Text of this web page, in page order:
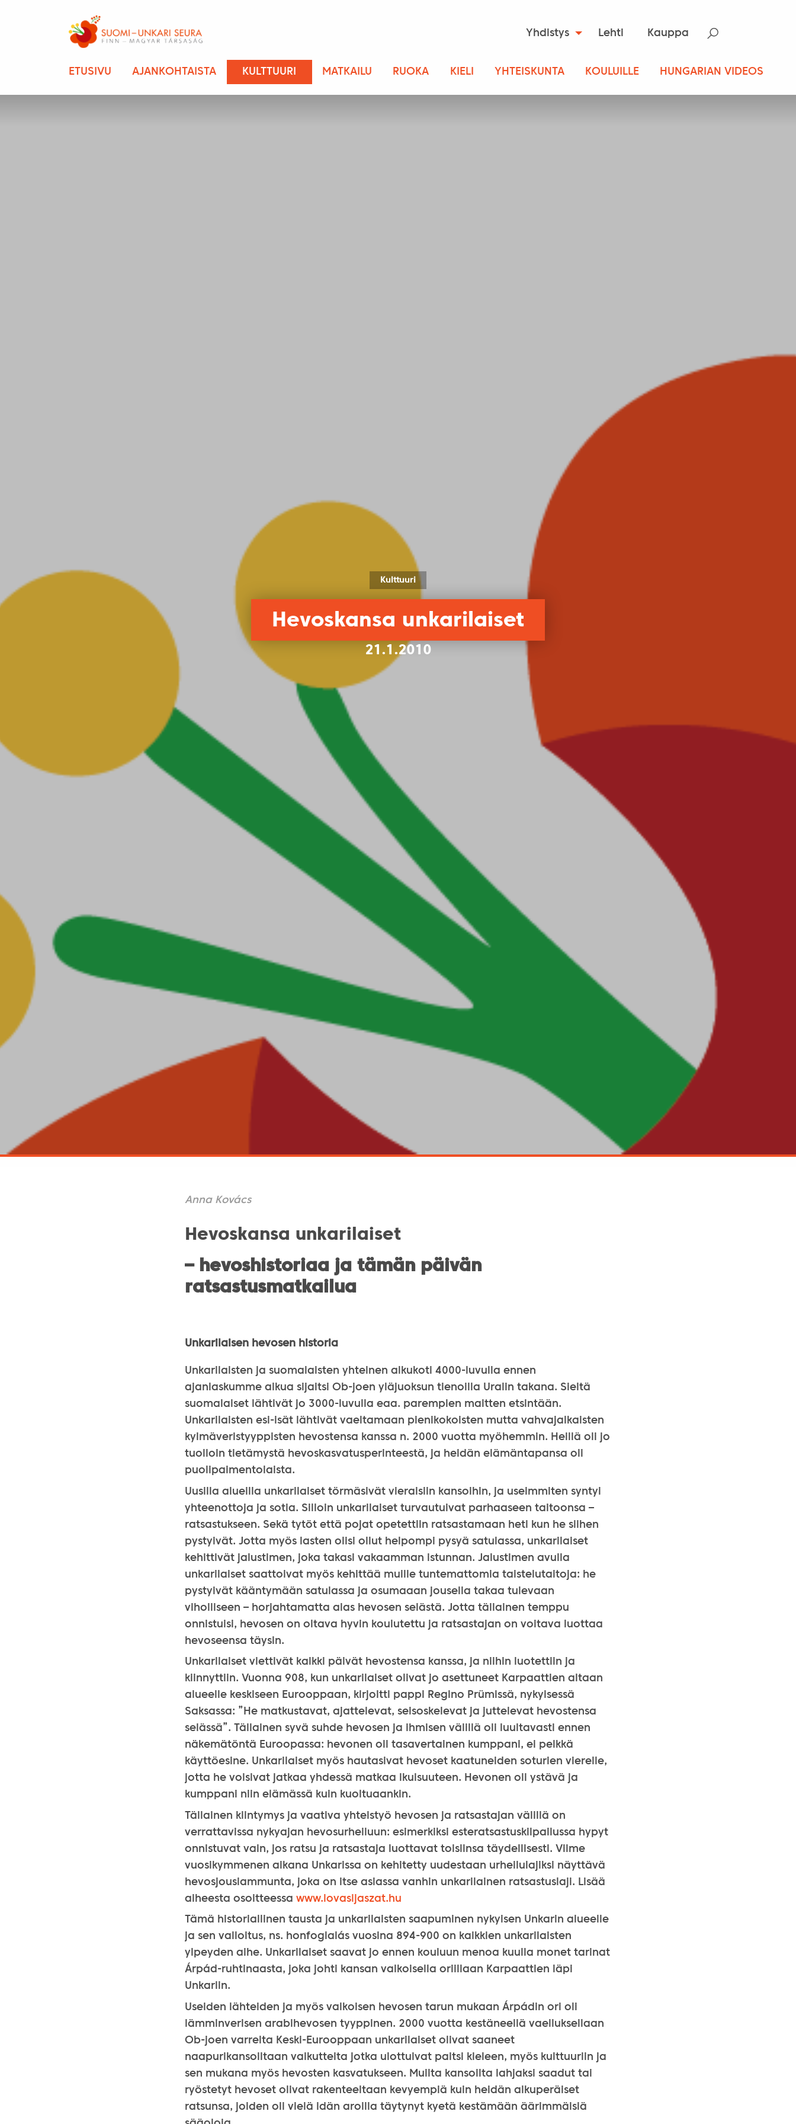
Yhdistys Lehti Kauppa
ETUSIVU AJANKOHTAISTA KULTTUURI MATKAILU RUOKA KIELI YHTEISKUNTA KOULUILLE HUNGARIAN VIDEOS
Kulttuuri
Hevoskansa unkarilaiset
21.1.2010
Anna Kovács
Hevoskansa unkarilaiset
– hevoshistoriaa ja tämän päivän
ratsastusmatkailua
Unkarilaisen hevosen historia
Unkarilaisten ja suomalaisten yhteinen alkukoti 4000-luvulla ennen
ajanlaskumme alkua sijaitsi Ob-joen yläjuoksun tienoilla Uralin takana. Sieltä
suomalaiset lähtivät jo 3000-luvulla eaa. parempien maitten etsintään.
Unkarilaisten esi-isät lähtivät vaeltamaan pienikokoisten mutta vahvajalkaisten
kylmäveristyyppisten hevostensa kanssa n. 2000 vuotta myöhemmin. Heillä oli jo
tuolloin tietämystä hevoskasvatusperinteestä, ja heidän elämäntapansa oli
puolipaimentolaista.
Uusilla alueilla unkarilaiset törmäsivät vieraisiin kansoihin, ja useimmiten syntyi
yhteenottoja ja sotia. Silloin unkarilaiset turvautuivat parhaaseen taitoonsa –
ratsastukseen. Sekä tytöt että pojat opetettiin ratsastamaan heti kun he siihen
pystyivät. Jotta myös lasten olisi ollut helpompi pysyä satulassa, unkarilaiset
kehittivät jalustimen, joka takasi vakaamman istunnan. Jalustimen avulla
unkarilaiset saattoivat myös kehittää muille tuntemattomia taistelutaitoja: he
pystyivät kääntymään satulassa ja osumaaan jousella takaa tulevaan
viholliseen – horjahtamatta alas hevosen selästä. Jotta tällainen temppu
onnistuisi, hevosen on oltava hyvin koulutettu ja ratsastajan on voitava luottaa
hevoseensa täysin.
Unkarilaiset viettivät kaikki päivät hevostensa kanssa, ja niihin luotettiin ja
kiinnyttiin. Vuonna 908, kun unkarilaiset olivat jo asettuneet Karpaattien altaan
alueelle keskiseen Eurooppaan, kirjoitti pappi Regino Prümissä, nykyisessä
Saksassa: ”He matkustavat, ajattelevat, seisoskelevat ja juttelevat hevostensa
selässä”. Tällainen syvä suhde hevosen ja ihmisen välillä oli luultavasti ennen
näkemätöntä Euroopassa: hevonen oli tasavertainen kumppani, ei pelkkä
käyttöesine. Unkarilaiset myös hautasivat hevoset kaatuneiden soturien vierelle,
jotta he voisivat jatkaa yhdessä matkaa ikuisuuteen. Hevonen oli ystävä ja
kumppani niin elämässä kuin kuoltuaankin.
Tällainen kiintymys ja vaativa yhteistyö hevosen ja ratsastajan välillä on
verrattavissa nykyajan hevosurheiluun: esimerkiksi esteratsastuskilpailussa hypyt
onnistuvat vain, jos ratsu ja ratsastaja luottavat toisiinsa täydellisesti. Viime
vuosikymmenen aikana Unkarissa on kehitetty uudestaan urheilulajiksi näyttävä
hevosjousiammunta, joka on itse asiassa vanhin unkarilainen ratsastuslaji. Lisää
aiheesta osoitteessa www.lovasijaszat.hu
Tämä historiallinen tausta ja unkarilaisten saapuminen nykyisen Unkarin alueelle
ja sen valloitus, ns. honfoglalás vuosina 894-900 on kaikkien unkarilaisten
ylpeyden aihe. Unkarilaiset saavat jo ennen kouluun menoa kuulla monet tarinat
Árpád-ruhtinaasta, joka johti kansan valkoisella oriillaan Karpaattien läpi
Unkariin.
Useiden lähteiden ja myös valkoisen hevosen tarun mukaan Árpádin ori oli
lämminverisen arabihevosen tyyppinen. 2000 vuotta kestäneellä vaelluksellaan
Ob-joen varrelta Keski-Eurooppaan unkarilaiset olivat saaneet
naapurikansoiltaan vaikutteita jotka ulottuivat paitsi kieleen, myös kulttuuriin ja
sen mukana myös hevosten kasvatukseen. Muilta kansoilta lahjaksi saadut tai
ryöstetyt hevoset olivat rakenteeltaan kevyempiä kuin heidän alkuperäiset
ratsunsa, joiden oli vielä idän aroilla täytynyt kyetä kestämään äärimmäisiä